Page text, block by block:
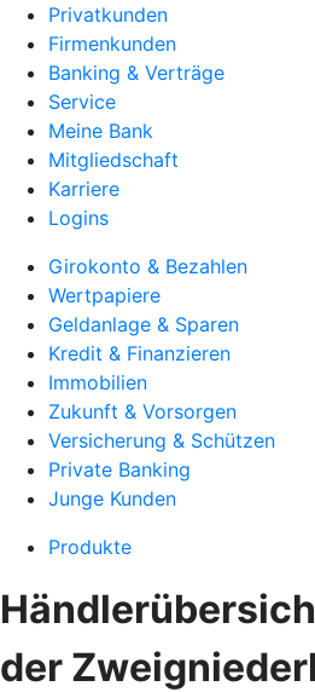
Privatkunden
Firmenkunden
Banking & Verträge
Service
Meine Bank
Mitgliedschaft
Karriere
Logins
Girokonto & Bezahlen
Wertpapiere
Geldanlage & Sparen
Kredit & Finanzieren
Immobilien
Zukunft & Vorsorgen
Versicherung & Schützen
Private Banking
Junge Kunden
Produkte
der